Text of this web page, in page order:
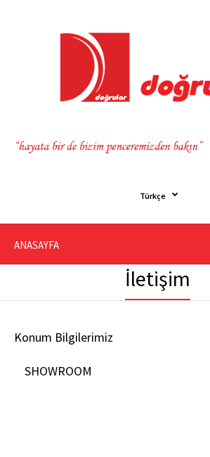
Türkçe
ANASAYFA
İletişim
Konum Bilgilerimiz
SHOWROOM